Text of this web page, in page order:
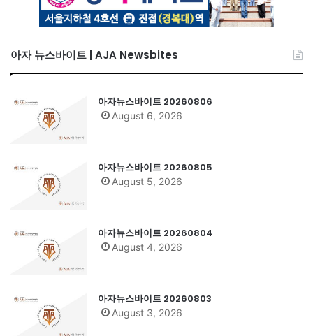
아자 뉴스바이트 | AJA Newsbites
아자뉴스바이트 20260806
August 6, 2026
아자뉴스바이트 20260805
August 5, 2026
아자뉴스바이트 20260804
August 4, 2026
아자뉴스바이트 20260803
August 3, 2026